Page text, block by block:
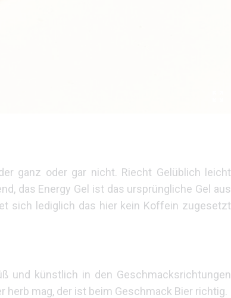
ganz oder gar nicht. Riecht Gelüblich leicht
das Energy Gel ist das ursprüngliche Gel aus
sich lediglich das hier kein Koffein zugesetzt
und künstlich in den Geschmacksrichtungen
herb mag, der ist beim Geschmack Bier richtig.